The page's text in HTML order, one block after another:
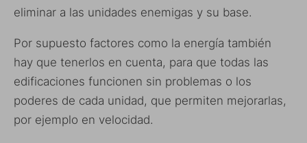
eliminar a las unidades enemigas y su base.
Por supuesto factores como la energía también
hay que tenerlos en cuenta, para que todas las
edificaciones funcionen sin problemas o los
poderes de cada unidad, que permiten mejorarlas,
por ejemplo en velocidad.